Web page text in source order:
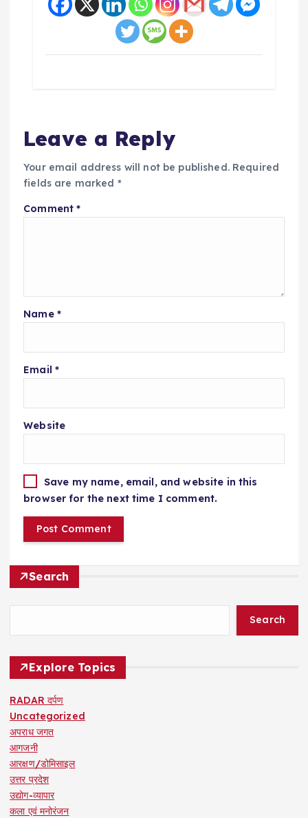
Leave a Reply
Your email address will not be published. Required
fields are marked *
Comment*
Name *
Email *
Website
Save my name, email, and website in this
browser for the next time I comment.
Search
Search
Explore Topics
RADAR दर्पण
Uncategorized
अपराध जगत
आगजनी
आरक्षण/डोमिसाइल
उत्तर प्रदेश
उद्योग-व्यापार
कला एवं मनोरंजन